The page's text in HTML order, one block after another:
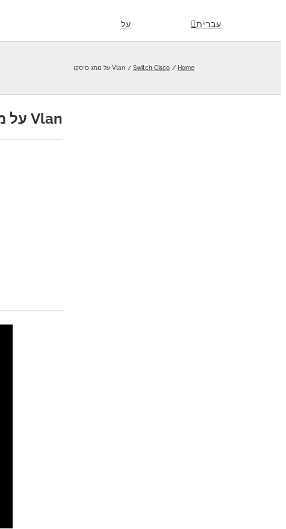
על עברית
Home
Switch Cisco Vlan על מתג סיסקו
Vlan על מתג סיסקו